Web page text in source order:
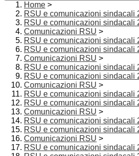
Home >
RSU e comunicazioni sindacali
RSU e comunicazioni sindacali
Comunicazioni RSU >
RSU e comunicazioni sindacali
RSU e comunicazioni sindacali
Comunicazioni RSU >
RSU e comunicazioni sindacali
RSU e comunicazioni sindacali
Comunicazioni RSU >
RSU e comunicazioni sindacali
RSU e comunicazioni sindacali
Comunicazioni RSU >
RSU e comunicazioni sindacali
RSU e comunicazioni sindacali
Comunicazioni RSU >
RSU e comunicazioni sindacali